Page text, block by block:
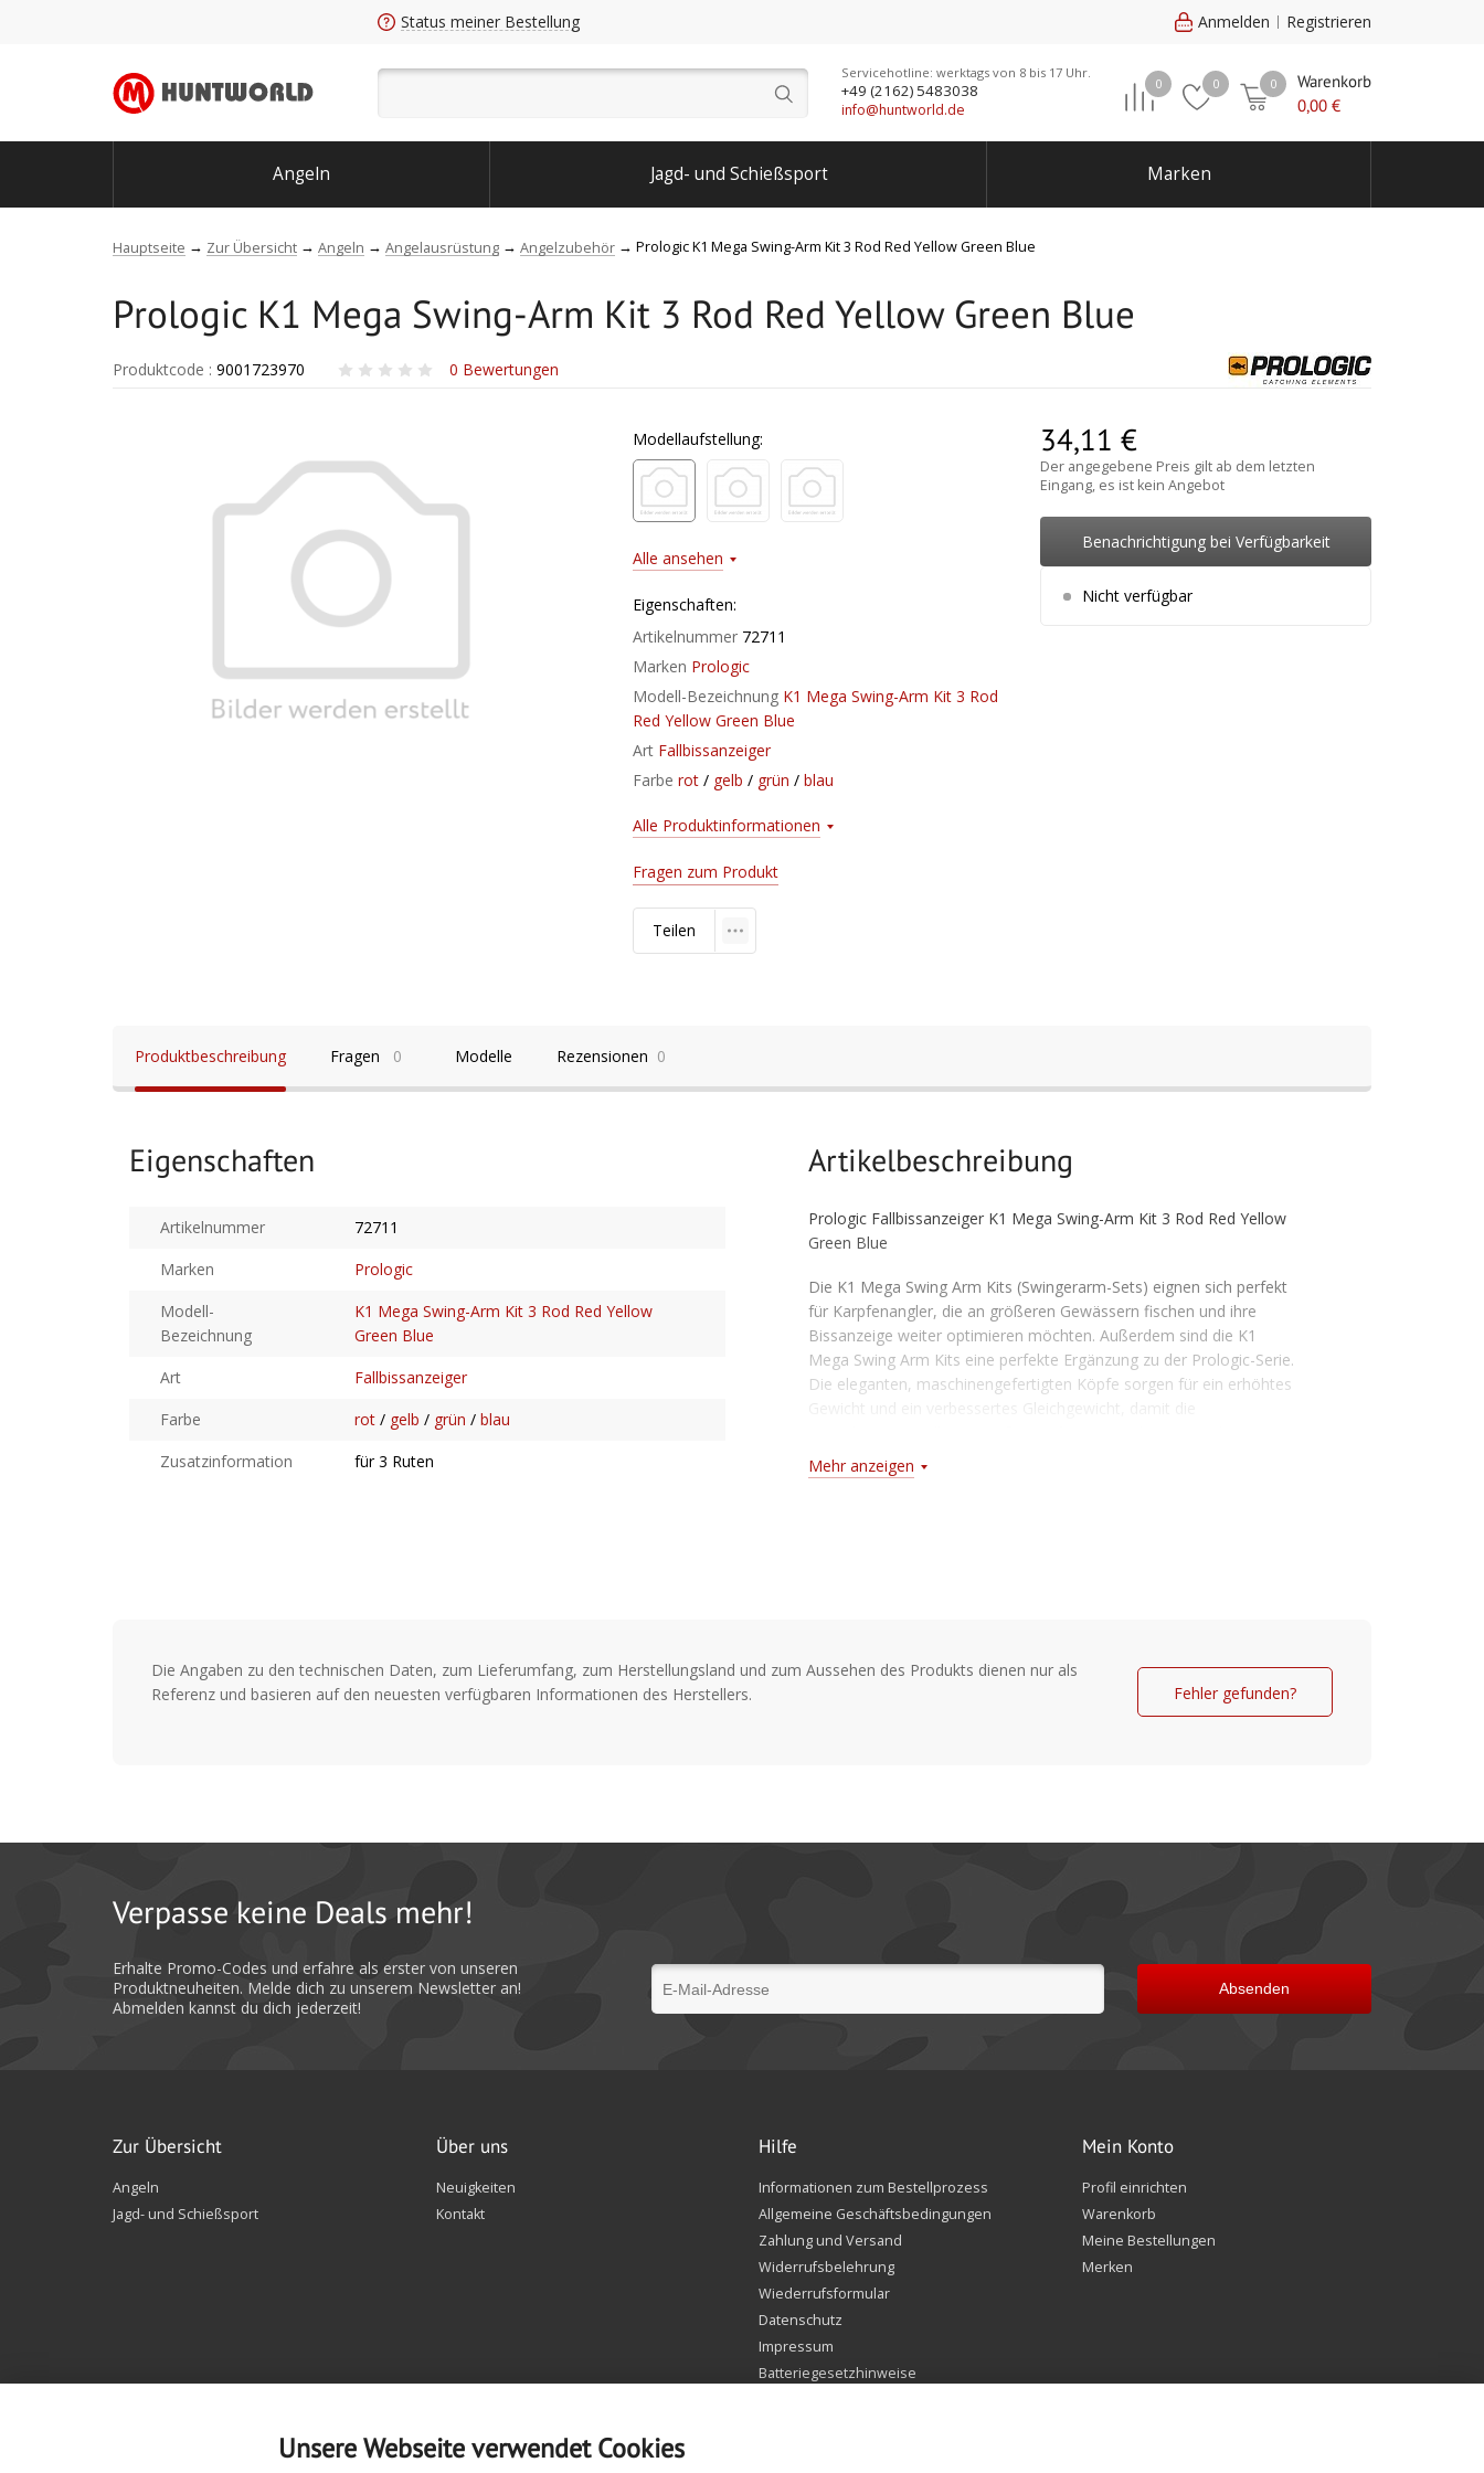
Status meiner Bestellung Anmelden Registrieren
Servicehotline: werktags von 8 bis 17 Uhr.
+49 (2162) 5483038
info@huntworld.de
0 0 0
Warenkorb
0,00 €
Angeln Jagd- und Schießsport Marken
Hauptseite Zur Übersicht Angeln Angelausrüstung Angelzubehör Prologic K1 Mega Swing-Arm Kit 3 Rod Red Yellow Green Blue
Prologic K1 Mega Swing-Arm Kit 3 Rod Red Yellow Green Blue
Produktcode : 9001723970 0 Bewertungen
Modellaufstellung:
Alle ansehen
Eigenschaften:
Artikelnummer 72711
Marken Prologic
Modell-Bezeichnung K1 Mega Swing-Arm Kit 3 Rod
Red Yellow Green Blue
Art Fallbissanzeiger
Farbe rot / gelb / grün / blau
Alle Produktinformationen
Fragen zum Produkt
Teilen
34,11 €
Der angegebene Preis gilt ab dem letzten
Eingang, es ist kein Angebot
Benachrichtigung bei Verfügbarkeit
Nicht verfügbar
Produktbeschreibung Fragen 0 Modelle Rezensionen 0
Eigenschaften
Artikelnummer
72711
Marken
Prologic
Modell-
Bezeichnung
K1 Mega Swing-Arm Kit 3 Rod Red Yellow
Green Blue
Art
Fallbissanzeiger
Farbe
rot / gelb / grün / blau
Zusatzinformation
für 3 Ruten
Artikelbeschreibung
Prologic Fallbissanzeiger K1 Mega Swing-Arm Kit 3 Rod Red Yellow
Green Blue
Die K1 Mega Swing Arm Kits (Swingerarm-Sets) eignen sich perfekt
für Karpfenangler, die an größeren Gewässern fischen und ihre
Bissanzeige weiter optimieren möchten. Außerdem sind die K1
Mega Swing Arm Kits eine perfekte Ergänzung zu der Prologic-Serie.
Die eleganten, maschinengefertigten Köpfe sorgen für ein erhöhtes
Bedingungen, zum Beispiel an windigen Tagen, problemlos
funktioniert. Sie verfügen außerdem über einen schwenkbaren,
Swingerarm-Sets zu vereinfachen.
Windresistente Schwenkarme
Mehr anzeigen
Die Angaben zu den technischen Daten, zum Lieferumfang, zum Herstellungsland und zum Aussehen des Produkts dienen nur als
Referenz und basieren auf den neuesten verfügbaren Informationen des Herstellers.
Fehler gefunden?
Verpasse keine Deals mehr!
Erhalte Promo-Codes und erfahre als erster von unseren
Produktneuheiten. Melde dich zu unserem Newsletter an!
Abmelden kannst du dich jederzeit!
Absenden
Zur Übersicht
Angeln
Jagd- und Schießsport
Über uns
Neuigkeiten
Kontakt
Hilfe
Informationen zum Bestellprozess
Allgemeine Geschäftsbedingungen
Zahlung und Versand
Widerrufsbelehrung
Wiederrufsformular
Datenschutz
Impressum
Batteriegesetzhinweise
Mein Konto
Profil einrichten
Warenkorb
Meine Bestellungen
Merken
Unsere Webseite verwendet Cookies